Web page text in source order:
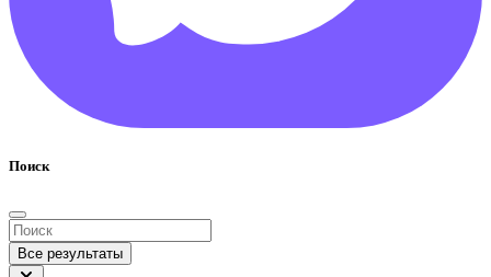
Поиск
Все результаты